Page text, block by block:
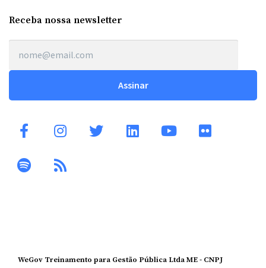
Receba nossa newsletter
WeGov Treinamento para Gestão Pública Ltda ME - CNPJ